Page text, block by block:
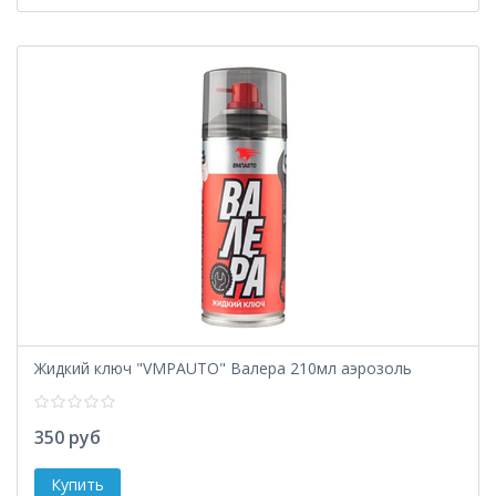
Жидкий ключ "VMPAUTO" Валера 210мл аэрозоль
350 руб